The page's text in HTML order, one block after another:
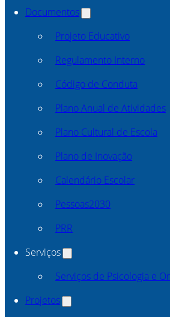
Documentos
Projeto Educativo
Regulamento Interno
Código de Conduta
Plano Anual de Atividades
Plano Cultural de Escola
Plano de Inovação
Calendário Escolar
Pessoas2030
PRR
Serviços
Serviços de Psicologia e
Projetos